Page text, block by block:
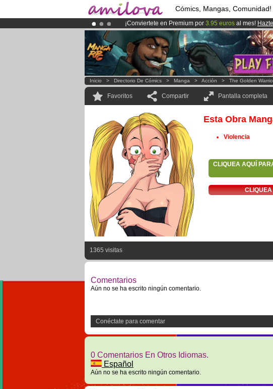
Cómics, Mangas, Comunidad!
¡Conviertete en Premium por 3.95 euros al mes!
¡Ya tenemos 100000miembrosy 1000Cómics y
El Kickstarter Amilova está desormado lanzado!.
Inicio > Directorio De Cómics > Manga > Acción > The Golden
Favoritos Compartir Pantalla completa
Esta Obra
Violencia
CLIQUEA AQUÍ
1365 visitas
Comentarios
Aún no se ha escrito ningún comentario.
Conéctate para comentar
0 Comentarios En Otros Idiomas.
Español
Aún no se ha escrito ningún comentario.